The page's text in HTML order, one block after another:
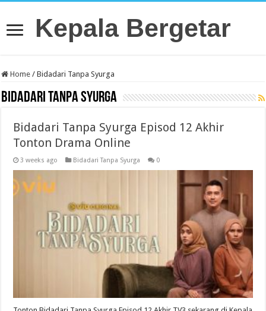
Kepala Bergetar
Home / Bidadari Tanpa Syurga
Bidadari Tanpa Syurga
Bidadari Tanpa Syurga Episod 12 Akhir
Tonton Drama Online
3 weeks ago Bidadari Tanpa Syurga 0